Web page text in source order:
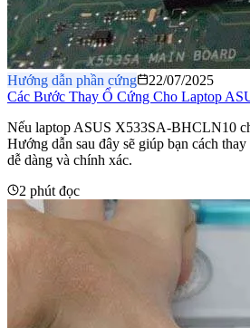
Hướng dẫn phần cứng
22/07/2025
Các Bước Thay Ổ Cứng Cho Laptop
Nếu laptop ASUS X533SA-BHCLN10
Hướng dẫn sau đây sẽ giúp bạn cách
dễ dàng và chính xác.
2 phút đọc